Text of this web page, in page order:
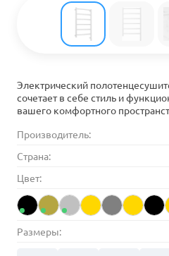
Электрический
сочетает в себе стиль и
вашего комфортного
Производитель:
Страна:
Цвет:
Размеры: